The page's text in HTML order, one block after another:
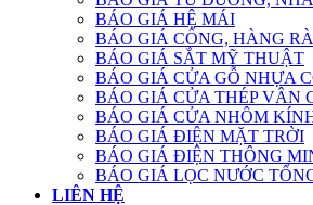
BÁO GIÁ HỆ MÁI
BÁO GIÁ CỔNG, HÀNG
BÁO GIÁ SẮT MỸ THUẬT
BÁO GIÁ CỬA GỖ NHỰA
BÁO GIÁ CỬA THÉP VÂN
BÁO GIÁ CỬA NHÔM
BÁO GIÁ ĐIỆN MẶT TRỜI
BÁO GIÁ ĐIỆN THÔNG
BÁO GIÁ LỌC NƯỚC
LIÊN HỆ